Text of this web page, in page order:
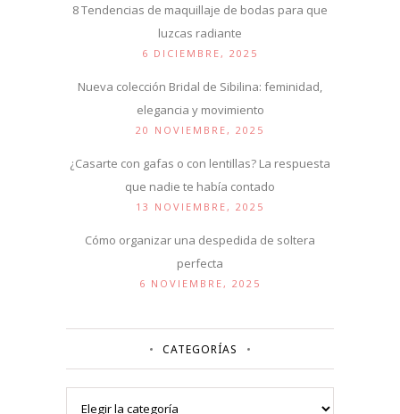
8 Tendencias de maquillaje de bodas para que
luzcas radiante
6 DICIEMBRE, 2025
Nueva colección Bridal de Sibilina: feminidad,
elegancia y movimiento
20 NOVIEMBRE, 2025
¿Casarte con gafas o con lentillas? La respuesta
que nadie te había contado
13 NOVIEMBRE, 2025
Cómo organizar una despedida de soltera
perfecta
6 NOVIEMBRE, 2025
CATEGORÍAS